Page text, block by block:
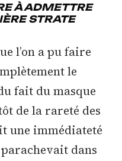
À ADMETTRE
STRATE
l’on a pu faire
le
fait du masque
de la rareté des
une immédiateté
dans